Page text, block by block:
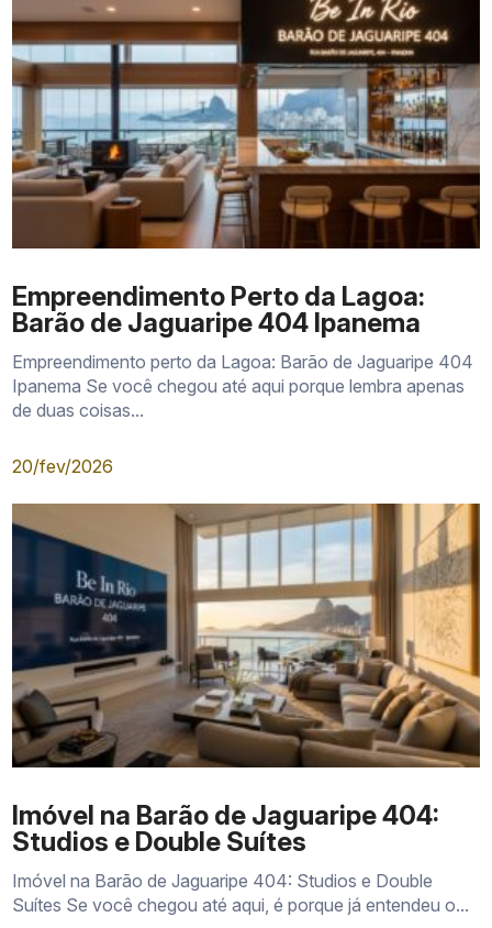
Previsão comercial de
entrega
Setembro de 2027
Empreendimento Perto da Lagoa:
Barão de Jaguaripe 404 Ipanema
Empreendimento perto da Lagoa: Barão de Jaguaripe 404
Ipanema Se você chegou até aqui porque lembra apenas
de duas coisas...
20/fev/2026
Imóvel na Barão de Jaguaripe 404:
Studios e Double Suítes
Imóvel na Barão de Jaguaripe 404: Studios e Double
Suítes Se você chegou até aqui, é porque já entendeu o...